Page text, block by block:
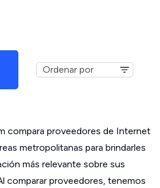
compara proveedores de Internet
metropolitanas para brindarles
más relevante sobre sus
comparar proveedores, tenemos